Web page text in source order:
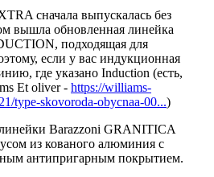
сначала выпускалась без
вышла обновленная линейка
подходящая для
если у вас индукционная
где указано Induction (есть,
Et oliver - https://williams-
type-skovoroda-obycnaa-00...)
Barazzoni GRANITICA
из кованого алюминия с
антипригарным покрытием.